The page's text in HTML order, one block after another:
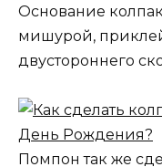
Основание
мишурой,
двустороннего
Помпон так же